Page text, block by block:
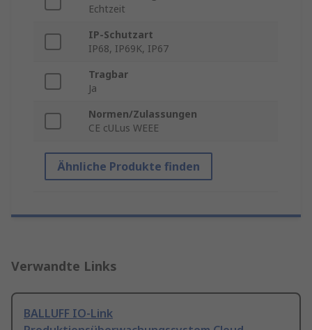
Echtzeit
IP-Schutzart
IP68, IP69K, IP67
Tragbar
Ja
Normen/Zulassungen
CE cULus WEEE
Ähnliche Produkte finden
Verwandte Links
BALLUFF IO-Link